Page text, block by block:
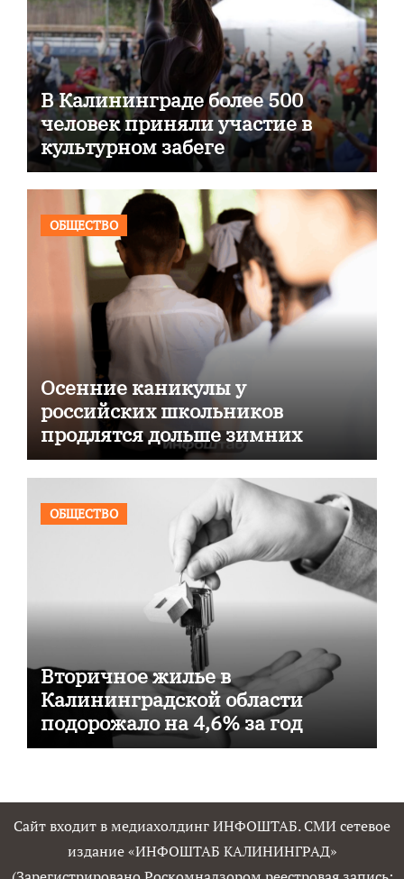
В Калининграде более 500
человек приняли участие в
культурном забеге
ОБЩЕСТВО
Осенние каникулы у
российских школьников
продлятся дольше зимних
ОБЩЕСТВО
Вторичное жилье в
Калининградской области
подорожало на 4,6% за год
Сайт входит в медиахолдинг ИНФОШТАБ. СМИ сетевое
издание «ИНФОШТАБ КАЛИНИНГРАД»